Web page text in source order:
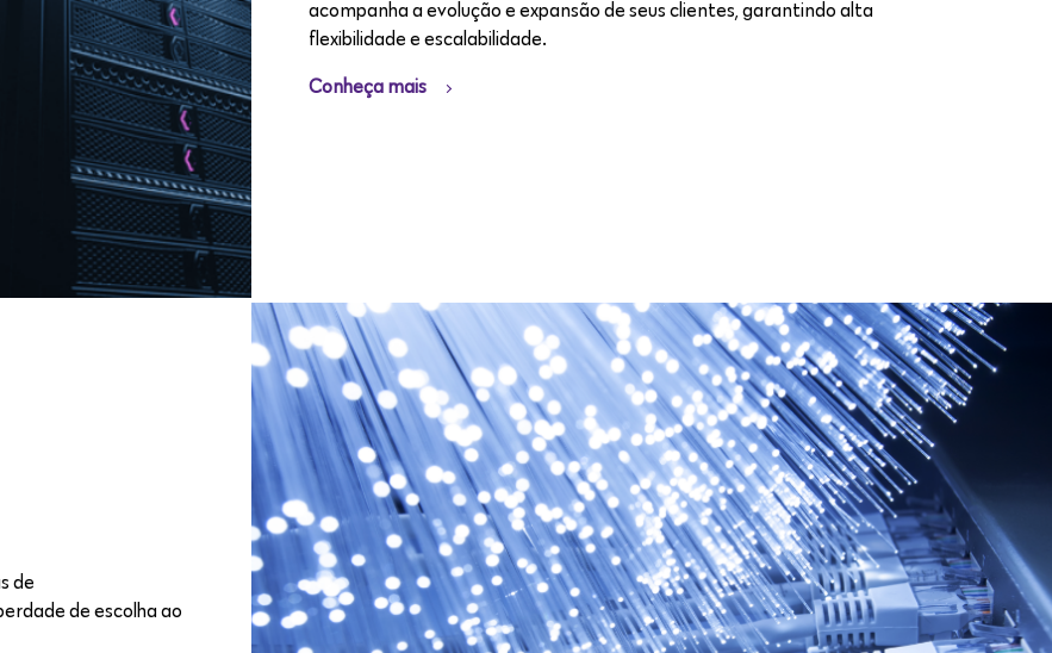
acompanha a evolução e expansão de seus clientes, garantindo alta
flexibilidade e escalabilidade.
Conheça mais
de
de escolha ao